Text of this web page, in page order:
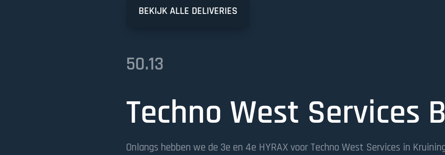
BEKIJK ALLE DELIVERIES
50.13
Techno West Services
Onlangs hebben we de 3e en 4e HYRAX voor Techno West Services in